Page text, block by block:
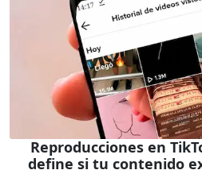
Reproducciones en
define si tu contenido